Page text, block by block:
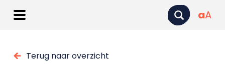
aA
Terug naar overzicht